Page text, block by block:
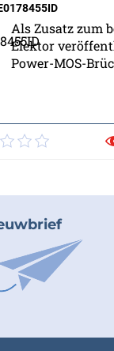
Als Zusatz zum
Elektor
Power-MOS-